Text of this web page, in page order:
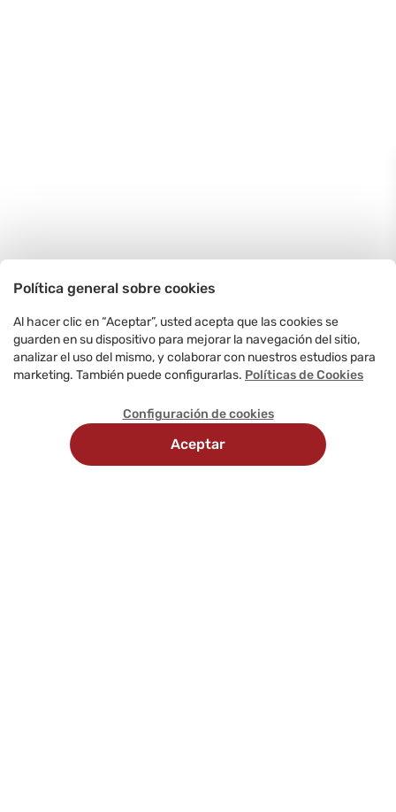
Política general sobre cookies
Al hacer clic en “Aceptar”, usted acepta que las cookies se
guarden en su dispositivo para mejorar la navegación del sitio,
analizar el uso del mismo, y colaborar con nuestros estudios para
marketing. También puede configurarlas. Políticas de Cookies
Configuración de cookies
Aceptar